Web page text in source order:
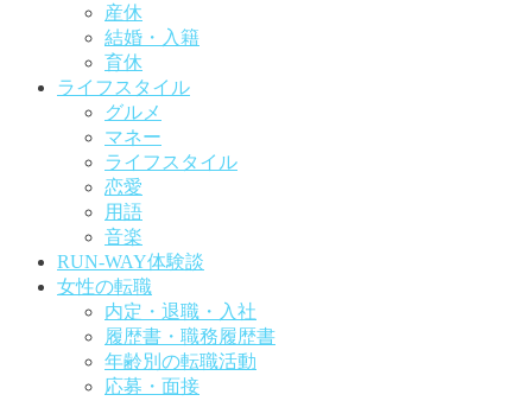
産休
結婚・入籍
育休
ライフスタイル
グルメ
マネー
ライフスタイル
恋愛
用語
音楽
RUN-WAY体験談
女性の転職
内定・退職・入社
履歴書・職務履歴書
年齢別の転職活動
応募・面接